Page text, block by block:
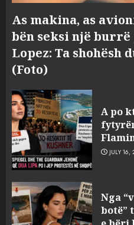
As makina, as
bën seksi një
Lopez: Ta shohësh
(Foto)
A po
JULY 16,
Nga
botë”
janë
jetën